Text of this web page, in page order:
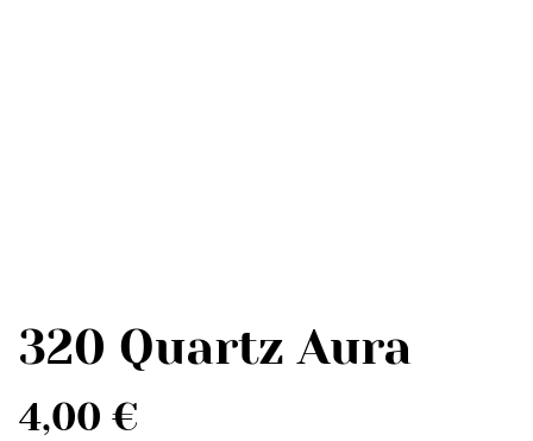
320 Quartz Aura
4,00 €